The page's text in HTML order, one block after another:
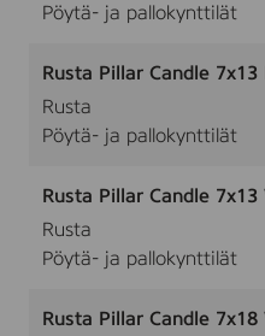
Pöytä- ja pallokynttilät
Rusta Pillar Candle 7x13
Rusta
Pöytä- ja pallokynttilät
Rusta Pillar Candle
Rusta
Pöytä- ja pallokynttilät
Rusta Pillar Candle